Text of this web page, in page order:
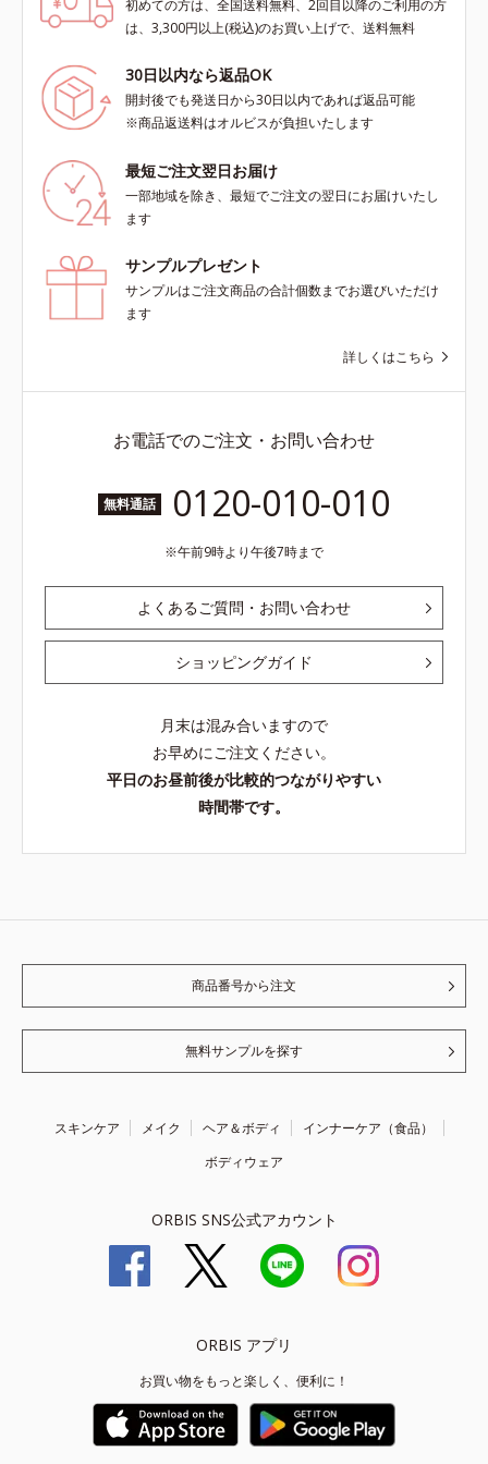
初めての方は、全国送料無料、2回目以降のご利用の方
は、3,300円以上(税込)のお買い上げで、送料無料
30日以内なら返品OK
開封後でも発送日から30日以内であれば返品可能
※商品返送料はオルビスが負担いたします
最短ご注文翌日お届け
一部地域を除き、最短でご注文の翌日にお届けいたし
ます
サンプルプレゼント
サンプルはご注文商品の合計個数までお選びいただけ
ます
詳しくはこちら
お電話でのご注文・お問い合わせ
無料通話 0120-010-010
午前9時より午後7時まで
よくあるご質問・お問い合わせ
ショッピングガイド
月末は混み合いますので
お早めにご注文ください。
平日のお昼前後が比較的つながりやすい
時間帯です。
商品番号から注文
無料サンプルを探す
スキンケア メイク ヘア＆ボディ
インナーケア（食品）
ボディウェア
ORBIS SNS公式アカウント
ORBIS アプリ
お買い物をもっと楽しく、便利に！